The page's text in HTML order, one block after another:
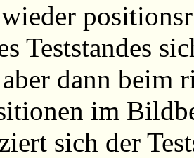
Teststandes
dann beim
im
sich der